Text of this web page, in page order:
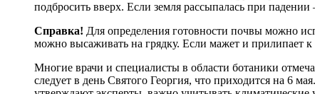
подбросить вверх. Если земля рассыпалась при
Справка! Для определения готовности почвы можно
можно высаживать на грядку. Если мажет и прилипает
Многие врачи и специалисты в области ботаники
следует в день Святого Георгия, что приходится на 6